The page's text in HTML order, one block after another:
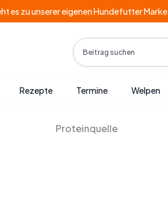
es zu unserer eigenen Hundefutter Marke
Search
Rezepte Termine Welpen
Proteinquelle